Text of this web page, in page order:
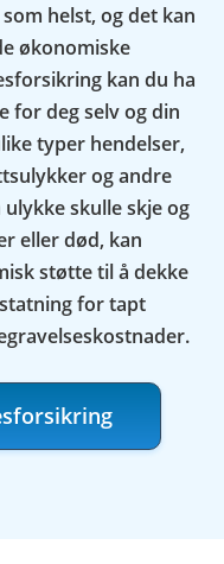
helst, og det kan
økonomiske
kan du ha
for deg selv og din
typer hendelser,
og andre
skulle skje og
eller død, kan
støtte til å dekke
for tapt